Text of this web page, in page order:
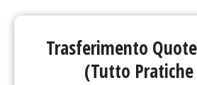
Trasferimento
(Tutto